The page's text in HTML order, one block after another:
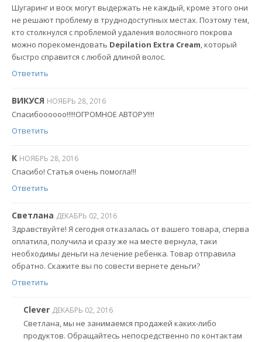
Шугаринг и воск могут выдержать не каждый, кроме этого они
не решают проблему в труднодоступных местах. Поэтому тем,
кто столкнулся с проблемой удаления волосяного покрова
можно порекомендовать Depilation Extra Cream, который
быстро справится с любой длиной волос.
Ответить
ВИКУСЯ НОЯБРЬ 28, 2016
Спасибоооооо!!!!!ОГРОМНОЕ АВТОРУ!!!!
Ответить
К НОЯБРЬ 28, 2016
Спасибо! Статья очень помогла!!!
Ответить
Светлана ДЕКАБРЬ 02, 2016
Здравствуйте! Я сегодня отказалась от вашего товара, сперва
оплатила, получила и сразу же на месте вернула, таки
необходимы деньги на лечение ребенка. Товар отправила
обратно. Скажите вы по совести вернете деньги?
Ответить
Clever ДЕКАБРЬ 02, 2016
Светлана, мы не занимаемся продажей каких-либо
продуктов. Обращайтесь непосредственно по контактам